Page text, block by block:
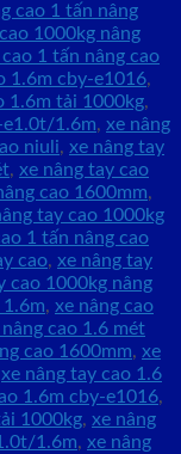
cao 1 tấn nâng
1000kg nâng
1 tấn nâng cao
1.6m cby-e1016,
1.6m tải 1000kg,
e1.0t/1.6m, xe nâng
niuli, xe nâng tay
, xe nâng tay cao
cao 1600mm,
tay cao 1000kg
1 tấn nâng cao
cao, xe nâng tay
cao 1000kg nâng
, xe nâng cao
cao 1.6 mét
cao 1600mm, xe
xe nâng tay cao 1.6
1.6m cby-e1016,
1000kg, xe nâng
1.6m, xe nâng